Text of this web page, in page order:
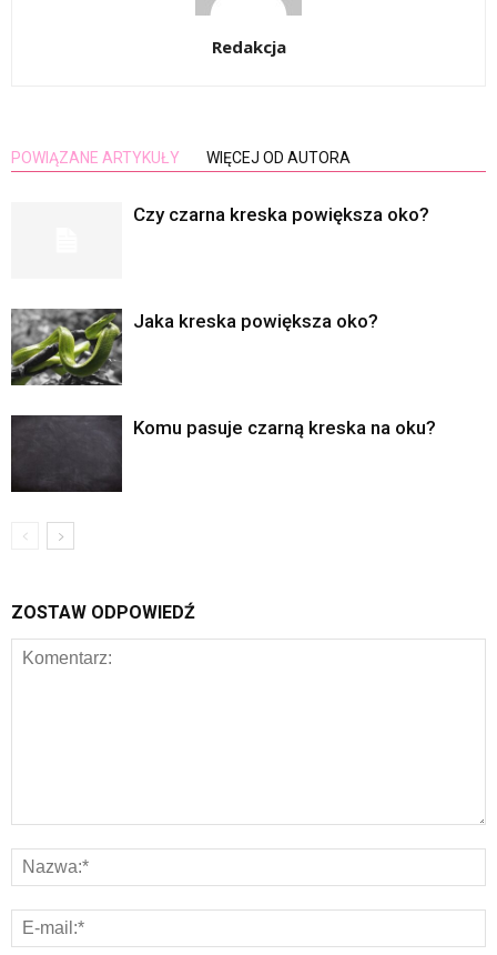
Redakcja
POWIĄZANE ARTYKUŁY WIĘCEJ OD AUTORA
Czy czarna kreska powiększa oko?
Jaka kreska powiększa oko?
Komu pasuje czarną kreska na oku?
ZOSTAW ODPOWIEDŹ